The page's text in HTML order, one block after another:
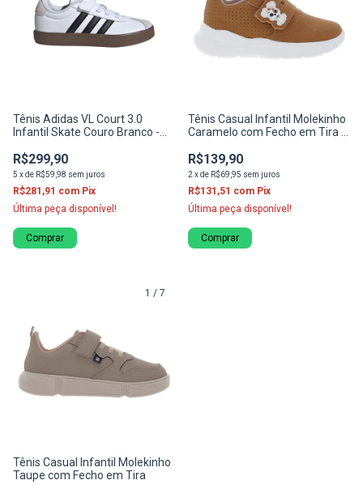
Tênis Adidas VL Court 3.0
Infantil Skate Couro Branco -
R$299,90
5 xde R$59,98 sem juros
R$281,91 com Pix
Última peça disponível!
Comprar
Tênis Casual Infantil Molekinho
Caramelo com Fecho em Tira e
R$139,90
2 xde R$69,95 sem juros
R$131,51 com Pix
Última peça disponível!
Comprar
1 / 7
Tênis Casual Infantil Molekinho
Taupe com Fecho em Tira